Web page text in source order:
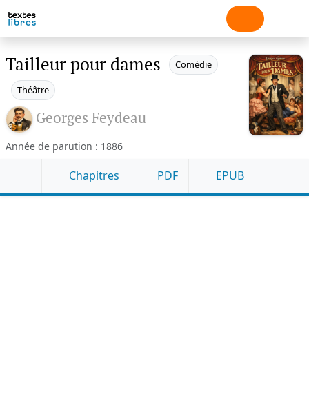
Tailleur pour dames Comédie
Théâtre
Georges Feydeau
Année de parution : 1886
Chapitres PDF EPUB